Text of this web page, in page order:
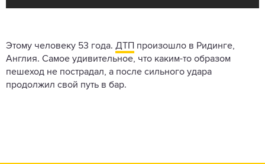
Этому человеку 53 года. ДТП
произошло в Ридинге,
Англия. Самое удивительное, что каким-то образом
пешеход не пострадал, а после сильного удара
продолжил свой путь в бар.